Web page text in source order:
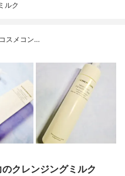
ルク
スメコン…
クレンジングミルク